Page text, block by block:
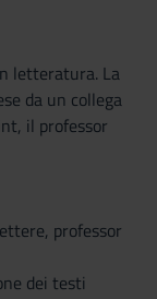
letteratura. La
da un collega
il professor
professor
dei testi